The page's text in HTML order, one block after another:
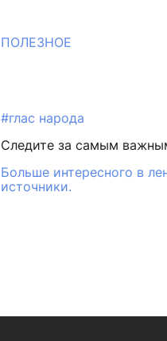
ПОЛЕЗНОЕ
#глас народа
Следите за самым
Больше интересного в
источники.